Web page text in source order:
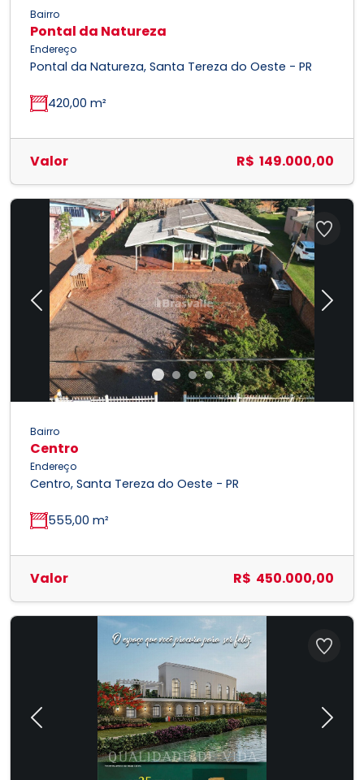
Bairro
Pontal da Natureza
Endereço
Pontal da Natureza, Santa Tereza do Oeste - PR
420,00 m²
Valor R$ 149.000,00
Previous Next
Bairro
Centro
Endereço
Centro, Santa Tereza do Oeste - PR
555,00 m²
Valor R$ 450.000,00
Previous Next